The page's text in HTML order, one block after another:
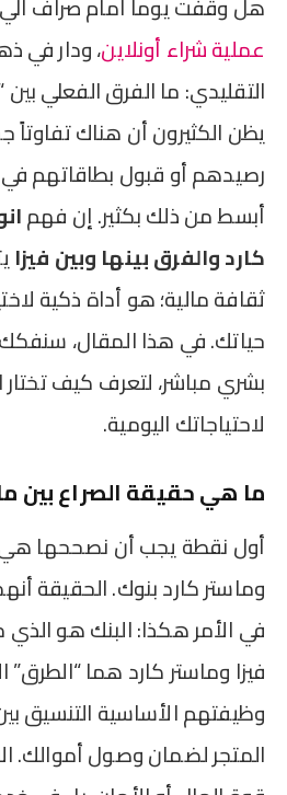
عملية شراء أونلاين، ودار في
التقليدي: ما الفرق الفعلي بين
يظن الكثيرون أن هناك تفاوتاً
رصيدهم أو قبول بطاقاتهم في
أبسط من ذلك بكثير. إن فهم
كارد والفرق بينها وبين فيزا
ثقافة مالية؛ هو أداة ذكية
حياتك. في هذا المقال،
بشري مباشر، لتعرف كيف تختار
لاحتياجاتك اليومية.
ما هي حقيقة الصراع بين
أول نقطة يجب أن نصححها هي
وماستر كارد بنوك. الحقيقة
في الأمر هكذا: البنك هو الذي
فيزا وماستر كارد هما “الطرق”
وظيفتهم الأساسية التنسيق
المتجر لضمان وصول أموالك.